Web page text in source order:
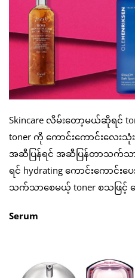
Skincare လိမ်းတော့မယ်ဆိုရင်
toner ကို ကောင်းကောင်းလေး
အဆီပြန်ရင် အဆီပြန်တာသက်သာ
ရင် hydrating ကောင်းကောင်း
သက်သာစေမယ့် toner စသဖြင့် ရွေ
Serum